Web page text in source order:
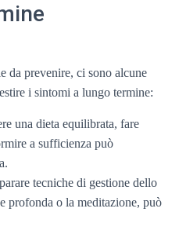
da prevenire, ci sono alcune
i sintomi a lungo termine:
una dieta equilibrata, fare
a sufficienza può
tecniche di gestione dello
profonda o la meditazione, può